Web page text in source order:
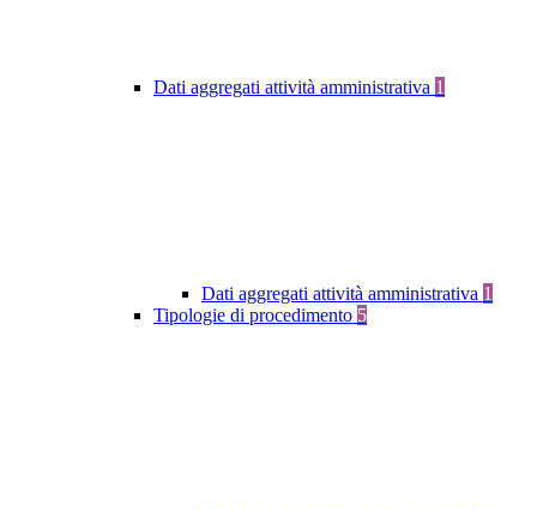
Dati aggregati attività amministrativa 1
Dati aggregati attività amministrativa 1
Tipologie di procedimento 5